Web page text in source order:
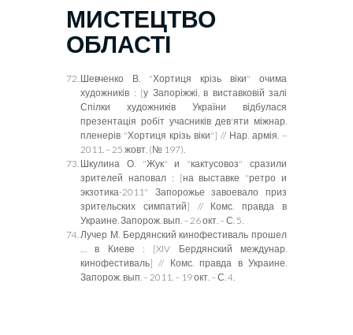
МИСТЕЦТВО
ОБЛАСТІ
Шевченко В. "Хортиця крізь віки" очима
художників : [у Запоріжжі, в виставковій залі
Спілки художників України відбулася
презентація робіт учасників дев'яти міжнар.
пленерів "Хортиця крізь віки"] // Нар. армія. –
2011. – 25 жовт. (№ 197).
Шкулина О. "Жук" и "кактусовоз" сразили
зрителей наповал : [на выставке "ретро и
экзотика-2011" Запорожье завоевало приз
зрительских симпатий] // Комс. правда в
Украине. Запорож. вып. – 26 окт. – С. 5.
Лучер М. Бердянский кинофестиваль прошел
… в Киеве : [XIV Бердянский междунар.
кинофестиваль] // Комс. правда в Украине.
Запорож. вып. – 2011. – 19 окт. – С. 4.